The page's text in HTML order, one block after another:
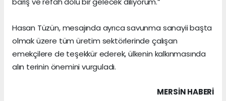
Hasan Tüzün, mesajında ayrıca savunma sanayii başta
olmak üzere tüm üretim sektörlerinde çalışan
emekçilere de teşekkür ederek, ülkenin kalkınmasında
alın terinin önemini vurguladı.
MERSIN HABERİ